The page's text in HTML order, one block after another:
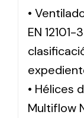
•
EN
• Hélices
Multiflow